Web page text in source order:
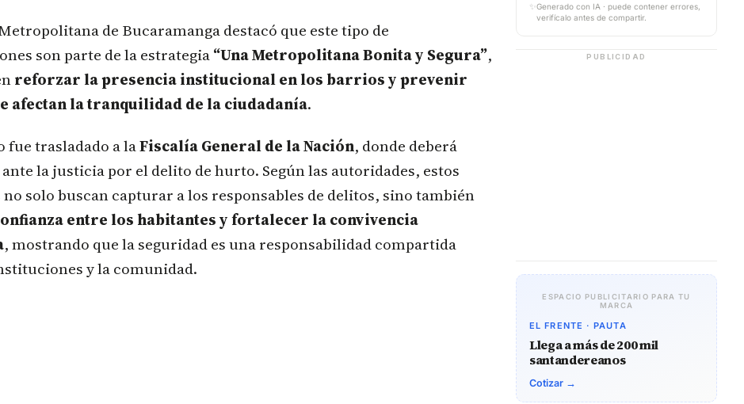
de Bucaramanga destacó que este tipo de
son parte de la estrategia“Una Metropolitana Bonita y Segura”,
reforzar la presencia institucional en los barrios y prevenir
afectan la tranquilidad de la ciudadanía.
fue trasladado a laFiscalía General de la Nación, donde deberá
la justicia por el delito de hurto. Según las autoridades, estos
solo buscan capturar a los responsables de delitos, sino también
entre los habitantes y fortalecer la convivencia
, mostrando que la seguridad es una responsabilidad compartida
y la comunidad.
✨ Generado con IA · puede contener errores,
verifícalo antes de compartir.
PUBLICIDAD
ESPACIO PUBLICITARIO PARA TU
MARCA
EL FRENTE · PAUTA
Llega a más de 200 mil
santandereanos
Cotizar →